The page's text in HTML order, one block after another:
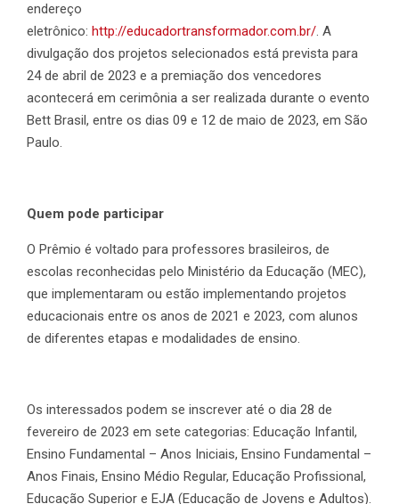
endereço
eletrônico: http://educadortransformador.com.br/. A
divulgação dos projetos selecionados está prevista para
24 de abril de 2023 e a premiação dos vencedores
acontecerá em cerimônia a ser realizada durante o evento
Bett Brasil, entre os dias 09 e 12 de maio de 2023, em São
Paulo.
Quem pode participar
O Prêmio é voltado para professores brasileiros, de
escolas reconhecidas pelo Ministério da Educação (MEC),
que implementaram ou estão implementando projetos
educacionais entre os anos de 2021 e 2023, com alunos
de diferentes etapas e modalidades de ensino.
Os interessados podem se inscrever até o dia 28 de
fevereiro de 2023 em sete categorias: Educação Infantil,
Ensino Fundamental – Anos Iniciais, Ensino Fundamental –
Anos Finais, Ensino Médio Regular, Educação Profissional,
Educação Superior e EJA (Educação de Jovens e Adultos).